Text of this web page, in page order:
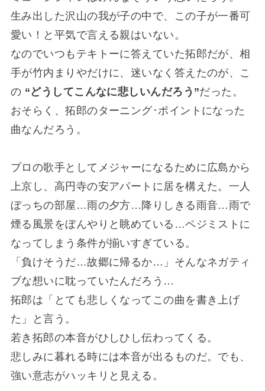
生み出した沢山の我が子の中で、この子が一番可
愛い！と平気で言える親はいない。
なのでいつもテキトーに答えていた拓郎だが、相
手が竹内まりやだけに、迷いなく答えたのが、こ
の “どうしてこんなに悲しいんだろう”だった。
おそらく、拓郎のターニング･ポイントになった
曲なんだろう。
プロの歌手としてメジャーになるために広島から
上京し、高円寺の安アパートに居を構えた。一人
ぼっちの部屋…雨の夕方…降りしきる雨音…雨で
煙る風景をぼんやりと眺めている…ペジミストに
なってしまう条件が揃いすぎている。
「負けそうだ…故郷に帰るか…」そんなネガティ
ブな想いに耽っていたんだろう…
拓郎は「とても悲しくなってこの曲を書き上げ
た」と言う。
若き拓郎の本音がひしひし伝わってくる。
悲しみに暮れる時には本音が出るものだ。でも、
強い意志がハッキリと見える。